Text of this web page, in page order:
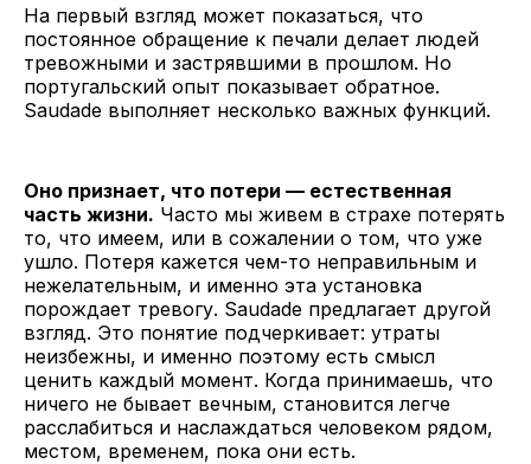
На первый взгляд может показаться, что
постоянное обращение к печали делает людей
тревожными и застрявшими в прошлом. Но
португальский опыт показывает обратное.
Saudade выполняет несколько важных функций.
Оно признает, что потери — естественная
часть жизни. Часто мы живем в страхе потерять
то, что имеем, или в сожалении о том, что уже
ушло. Потеря кажется чем-то неправильным и
нежелательным, и именно эта установка
порождает тревогу. Saudade предлагает другой
взгляд. Это понятие подчеркивает: утраты
неизбежны, и именно поэтому есть смысл
ценить каждый момент. Когда принимаешь, что
ничего не бывает вечным, становится легче
расслабиться и наслаждаться человеком рядом,
местом, временем, пока они есть.